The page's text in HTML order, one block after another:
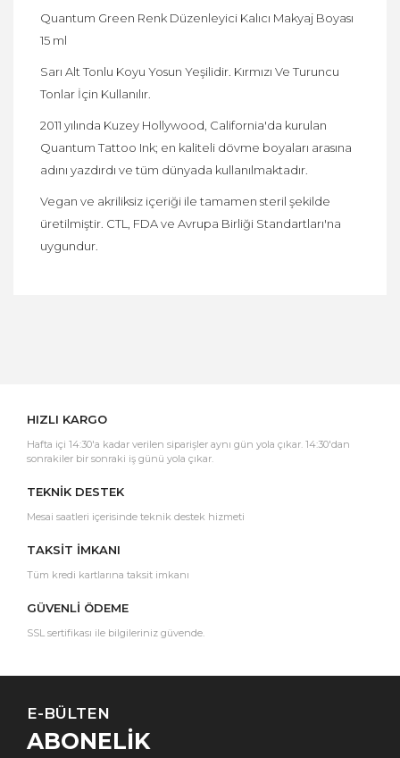
Quantum Green Renk Düzenleyici Kalıcı Makyaj Boyası
15 ml
Sarı Alt Tonlu Koyu Yosun Yeşilidir. Kırmızı Ve Turuncu
Tonlar İçin Kullanılır.
2011 yılında Kuzey Hollywood, California'da kurulan
Quantum Tattoo Ink; en kaliteli dövme boyaları arasına
adını yazdırdı ve tüm dünyada kullanılmaktadır.
Vegan ve akriliksiz içeriği ile tamamen steril şekilde
üretilmiştir. CTL, FDA ve Avrupa Birliği Standartları'na
uygundur.
HIZLI KARGO
Hafta içi 14:30'a kadar verilen siparişler aynı gün yola çıkar. 14:30'dan
sonrakiler bir sonraki iş günü yola çıkar.
TEKNİK DESTEK
Mesai saatleri içerisinde teknik destek hizmeti
TAKSİT İMKANI
Tüm kredi kartlarına taksit imkanı
GÜVENLİ ÖDEME
SSL sertifikası ile bilgileriniz güvende.
E-BÜLTEN
ABONELİK